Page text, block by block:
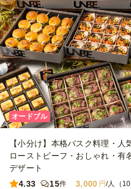
オードブル
【小分け】本格バスク料理・人
ローストビーフ・おしゃれ・有
デザート
4.33
15件 3,000 円/人（